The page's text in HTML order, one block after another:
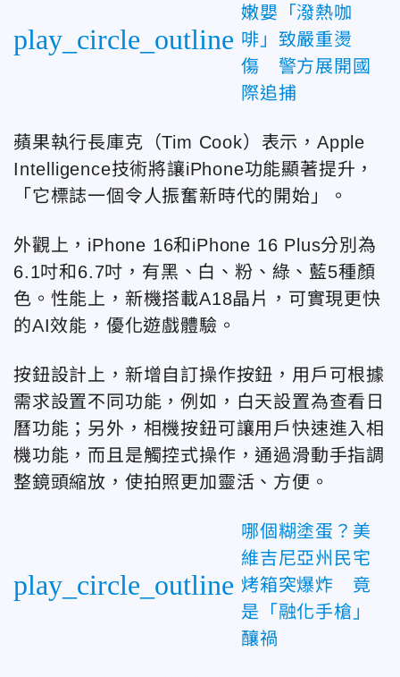
play_circle_outline
嫩嬰「潑熱咖
啡」致嚴重燙
傷 警方展開國
際追捕
蘋果執行長庫克（Tim Cook）表示，Apple
Intelligence技術將讓iPhone功能顯著提升，
「它標誌一個令人振奮新時代的開始」。
外觀上，iPhone 16和iPhone 16 Plus分別為
6.1吋和6.7吋，有黑、白、粉、綠、藍5種顏
色。性能上，新機搭載A18晶片，可實現更快
的AI效能，優化遊戲體驗。
按鈕設計上，新增自訂操作按鈕，用戶可根據
需求設置不同功能，例如，白天設置為查看日
曆功能；另外，相機按鈕可讓用戶快速進入相
機功能，而且是觸控式操作，通過滑動手指調
整鏡頭縮放，使拍照更加靈活、方便。
play_circle_outline
哪個糊塗蛋？美
維吉尼亞州民宅
烤箱突爆炸 竟
是「融化手槍」
釀禍